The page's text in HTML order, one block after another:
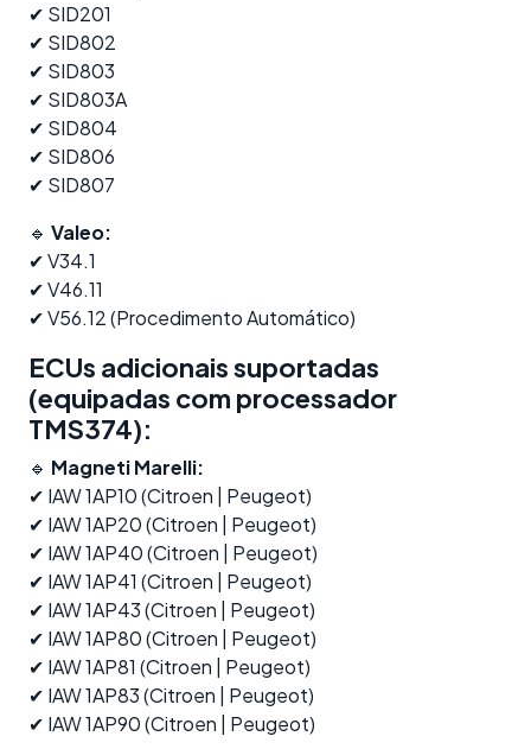
✔ SID201
✔ SID802
✔ SID803
✔ SID803A
✔ SID804
✔ SID806
✔ SID807
🔹 Valeo:
✔ V34.1
✔ V46.11
✔ V56.12 (Procedimento Automático)
ECUs adicionais suportadas
(equipadas com processador
TMS374):
🔹 Magneti Marelli:
✔ IAW 1AP10 (Citroen | Peugeot)
✔ IAW 1AP20 (Citroen | Peugeot)
✔ IAW 1AP40 (Citroen | Peugeot)
✔ IAW 1AP41 (Citroen | Peugeot)
✔ IAW 1AP43 (Citroen | Peugeot)
✔ IAW 1AP80 (Citroen | Peugeot)
✔ IAW 1AP81 (Citroen | Peugeot)
✔ IAW 1AP83 (Citroen | Peugeot)
✔ IAW 1AP90 (Citroen | Peugeot)